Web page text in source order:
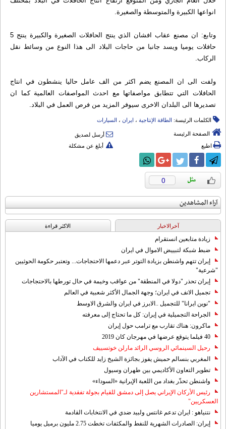
انواعها الكبيرة والمتوسطة والصغيرة.
وتابع: ان مصنع عقاب افشان الذي ينتج الحافلات الصغيرة والكبيرة ينتج 5
حافلات يوميا ويسد جانبا من حاجات البلاد الى هذا النوع من وسائط نقل
الركاب.
ولفت الى ان المصنع يضم اكثر من الف عامل حاليا ينشطون في انتاج
الحافلات التي تتطابق مواصفاتها مع احدث المواصفات العالمية كما ان
تصديرها الى البلدان الاخرى سيوفر المزيد من فرص العمل في البلاد.
الكلمات الرئيسة: الطاقة الإنتاجیة ، ایران ، السیارات
الصفحة الرئيسة
أرسل لصديق
اطبع
أبلغ عن مشكلة
0
آراء المشاهدين
آخرالاخبار الاکثر قراءة
زيادة متابعين انستقرام
ضبط شبكة لتبييض الاموال في ايران
إيران تتهم واشنطن بزيادة التوتر عبر دعمها الاحتجاجات... وتعتبر حكومة الحوثيين
"شرعية"
إيران تحذر "دولا في المنطقة" من عواقب وخيمة في حال تورطها بالاحتجاجات
تجميل الانف في ايران؛ وجهة الجمال الأكثر شعبية في العالم
"نوين ايرانا" للتجميل ..الابرز في ايران والشرق الاوسط
الجراحة التجميلية في إيران: كل ما تحتاج إلى معرفته
ماكرون: هناك تقارب مع ترامب حول إيران
40 فيلما يتوقع عرضها في مهرجان كان 2019
رحيل السينمائي الروسي الرائد مارلن خوتسييف
المغربي بنسالم حميش يفوز بجائزة الشيخ زايد للكتاب في الآداب
تطوير التعاون الأكاديمي بين طهران وسيول
واشنطن تحذّر بغداد من اللعبة الإيرانية «السوداء»
رئيس الأركان الإيراني يصل إلى دمشق للقيام بجولة تفقدية لـ"المستشارين
العسكريين"
نتنياهو : ايران تدعم غانتس ولبيد ضدي في الانتخابات القادمة
إيران: الصادرات الشهریة للنفط والمكثفات تخطت 2.75 مليون برميل يوميا